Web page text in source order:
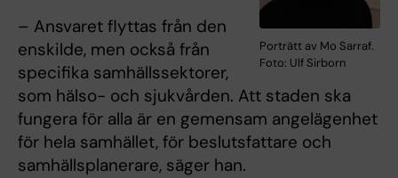
Porträtt av Mo Sarraf.
Foto: Ulf Sirborn
– Ansvaret flyttas från den
enskilde, men också från
specifika samhällssektorer,
som hälso- och sjukvården. Att staden ska
fungera för alla är en gemensam angelägenhet
för hela samhället, för beslutsfattare och
samhällsplanerare, säger han.